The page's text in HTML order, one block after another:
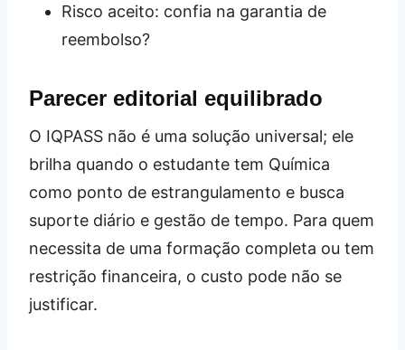
Risco aceito: confia na garantia de
reembolso?
Parecer editorial equilibrado
O IQPASS não é uma solução universal; ele
brilha quando o estudante tem Química
como ponto de estrangulamento e busca
suporte diário e gestão de tempo. Para quem
necessita de uma formação completa ou tem
restrição financeira, o custo pode não se
justificar.